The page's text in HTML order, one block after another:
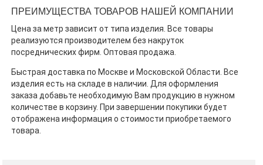
ПРЕИМУЩЕСТВА ТОВАРОВ НАШЕЙ КОМПАНИИ
Цена за метр зависит от типа изделия. Все товары
реализуются производителем без накруток
посреднических фирм. Оптовая продажа.
Быстрая доставка по Москве и Московской Области. Все
изделия есть на складе в наличии. Для оформления
заказа добавьте необходимую Вам продукцию в нужном
количестве в корзину. При завершении покупики будет
отображена информация о стоимости приобретаемого
товара.